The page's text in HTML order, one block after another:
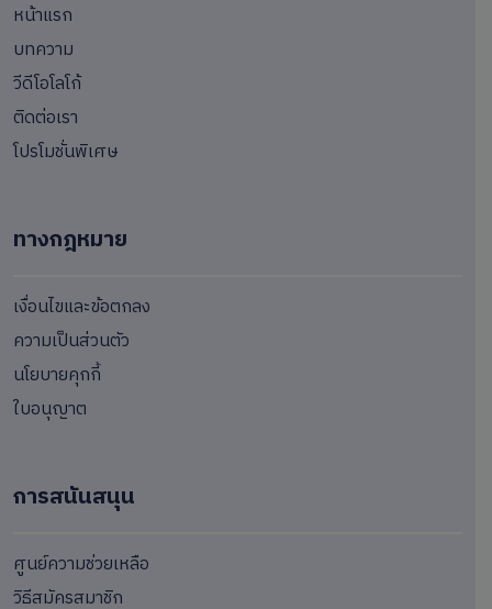
หน้าแรก
บทความ
วีดีโอโลโก้
ติดต่อเรา
โปรโมชั่นพิเศษ
ทางกฎหมาย
เงื่อนไขและข้อตกลง
ความเป็นส่วนตัว
นโยบายคุกกี้
ใบอนุญาต
การสนันสนุน
ศูนย์ความช่วยเหลือ
วิธีสมัครสมาชิก